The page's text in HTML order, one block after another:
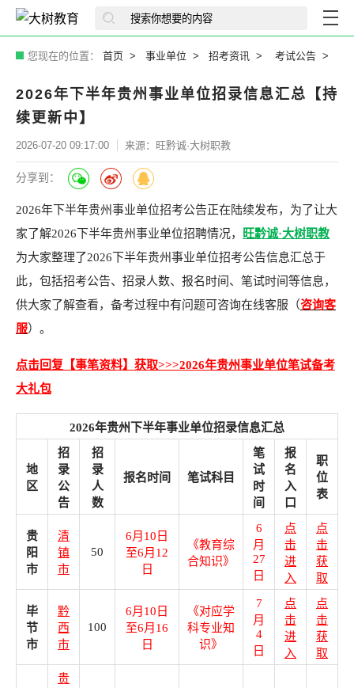
您现在的位置： 首页 事业单位 招考资讯 考试公告
2026年下半年贵州事业单位招录信息汇总【持
续更新中】
2026-07-20 09:17:00 来源：旺黔诚·大树职教
分享到：
2026年下半年贵州事业单位招考公告正在陆续发布，为了让大
家了解2026下半年贵州事业单位招聘情况，
旺黔诚·大树职教
为大家整理了2026下半年贵州事业单位招考公告信息汇总于
此，包括招考公告、招录人数、报名时间、笔试时间等信息，
供大家了解查看，备考过程中有问题可咨询在线客服（咨询客
服）。
点击回复【事笔资料】获取>>>2026年贵州事业单位笔试备考
大礼包
2026年贵州下半年事业单位招录信息汇总
地
区
招
录
公
告
招
录
人
数
报名时间 笔试科目
笔
试
时
间
报
名
入
口
职
位
表
贵
阳
市
清
镇
市
50
6月10日
至6月12
日
《教育综
合知识》
6
月
27
日
点
击
进
入
点
击
获
取
毕
节
市
黔
西
市
100
6月10日
至6月16
日
《对应学
科专业知
识》
7
月
4
日
点
击
进
入
点
击
获
取
贵